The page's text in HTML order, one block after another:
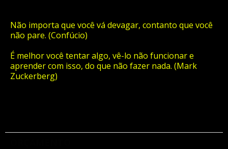
Não importa que você vá devagar, contanto que você
não pare. (Confúcio)
É melhor você tentar algo, vê-lo não funcionar e
aprender com isso, do que não fazer nada. (Mark
Zuckerberg)